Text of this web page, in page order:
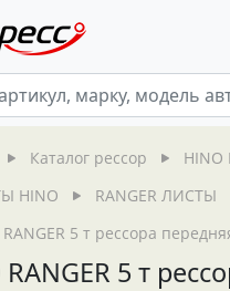
Каталог рессор
HINO
HINO
RANGER ЛИСТЫ
5 т рессора
5 т